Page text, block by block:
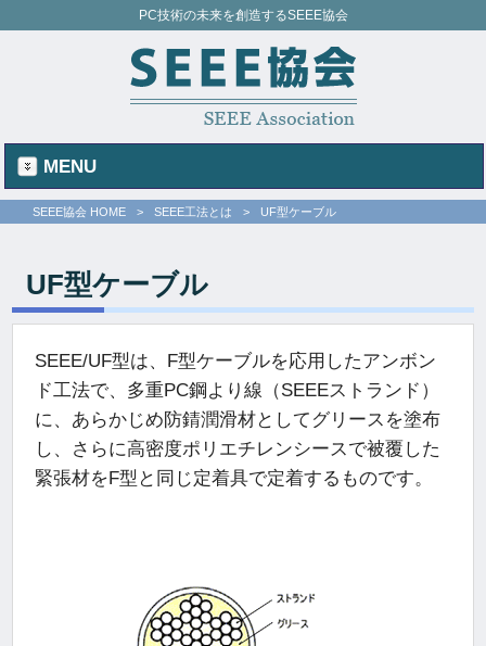
PC技術の未来を創造するSEEE協会
MENU
SEEE協会 HOME > SEEE工法とは > UF型ケーブル
UF型ケーブル
SEEE/UF型は、F型ケーブルを応用したアンボン
ド工法で、多重PC鋼より線（SEEEストランド）
に、あらかじめ防錆潤滑材としてグリースを塗布
し、さらに高密度ポリエチレンシースで被覆した
緊張材をF型と同じ定着具で定着するものです。